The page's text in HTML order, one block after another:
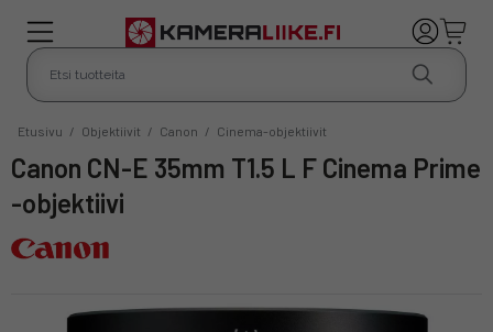
Etusivu / Objektiivit / Canon / Cinema-objektiivit
Canon CN-E 35mm T1.5 L F Cinema Prime
-objektiivi